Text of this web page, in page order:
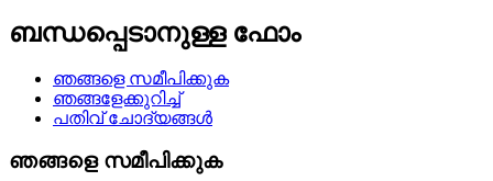
ബന്ധപ്പെടാനുള്ള ഫോം
ഞങ്ങളെ സമീപിക്കുക
ഞങ്ങളേക്കുറിച്ച്
പതിവ് ചോദ്യങ്ങൾ
ഞങ്ങളെ സമീപിക്കുക